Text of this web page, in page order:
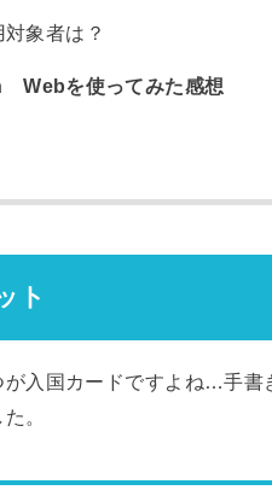
象者は？
Webを使ってみた感想
ト
入国カードですよね…手書
。